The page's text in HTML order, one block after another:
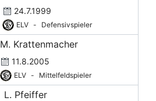
24.7.1999
ELV - Defensivspieler
M. Krattenmacher
11.8.2005
ELV - Mittelfeldspieler
L. Pfeiffer